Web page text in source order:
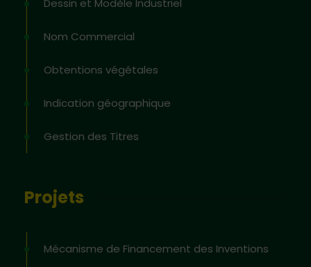
Nom Commercial
Obtentions végétales
Indication géographique
Gestion des Titres
Projets
Mécanisme de Financement des Inventions